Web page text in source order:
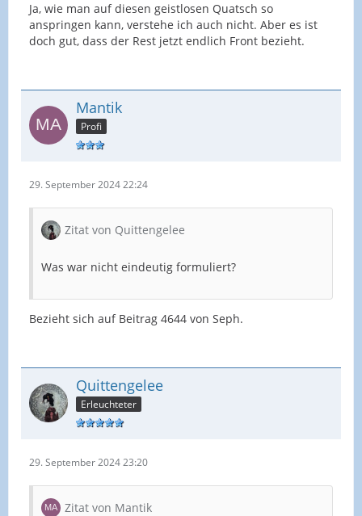
Ja, wie man auf diesen geistlosen Quatsch so
anspringen kann, verstehe ich auch nicht. Aber es ist
doch gut, dass der Rest jetzt endlich Front bezieht.
Mantik
Profi
29. September 2024 22:24
Zitat von Quittengelee
Was war nicht eindeutig formuliert?
Bezieht sich auf Beitrag 4644 von Seph.
Quittengelee
Erleuchteter
29. September 2024 23:20
Zitat von Mantik